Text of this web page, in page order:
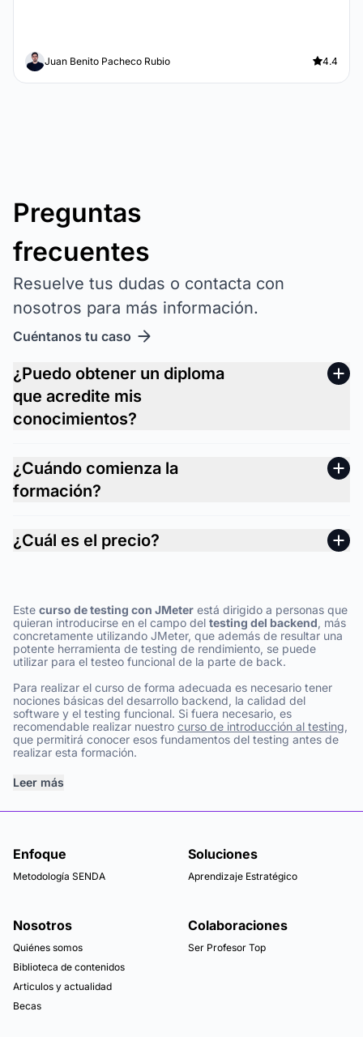
Juan Benito Pacheco Rubio 4.4
Preguntas
frecuentes
Resuelve tus dudas o contacta con
nosotros para más información.
Cuéntanos tu caso
¿Puedo obtener un diploma
que acredite mis
conocimientos?
¿Cuándo comienza la
formación?
¿Cuál es el precio?
Este curso de testing con JMeter está dirigido a personas que
quieran introducirse en el campo del testing del backend, más
concretamente utilizando JMeter, que además de resultar una
potente herramienta de testing de rendimiento, se puede
utilizar para el testeo funcional de la parte de back.
Para realizar el curso de forma adecuada es necesario tener
nociones básicas del desarrollo backend, la calidad del
software y el testing funcional. Si fuera necesario, es
recomendable realizar nuestro curso de introducción al testing,
que permitirá conocer esos fundamentos del testing antes de
realizar esta formación.
Leer más
Enfoque
Metodología SENDA
Soluciones
Aprendizaje Estratégico
Nosotros
Quiénes somos
Biblioteca de contenidos
Articulos y actualidad
Becas
Colaboraciones
Ser Profesor Top